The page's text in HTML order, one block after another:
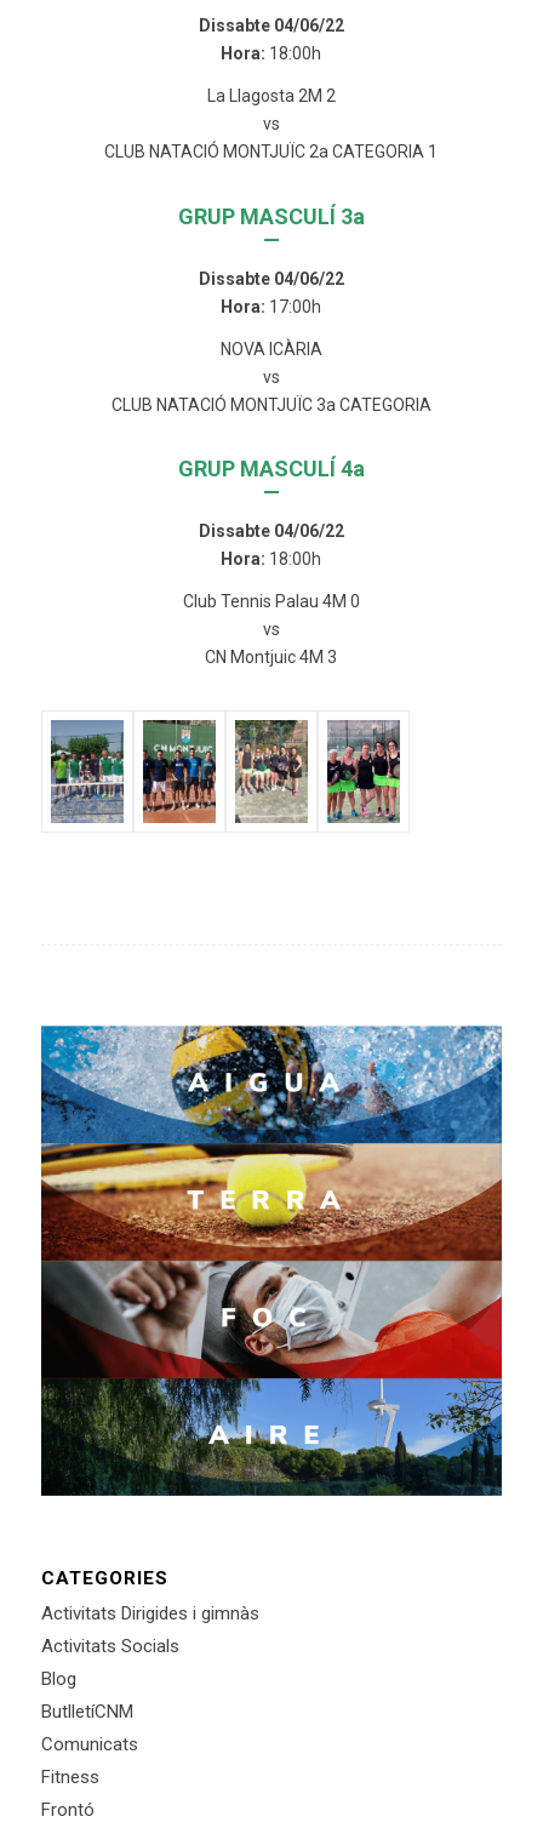
Dissabte 04/06/22
Hora: 18:00h
La Llagosta 2M 2
vs
CLUB NATACIÓ MONTJUÏC 2a CATEGORIA 1
GRUP MASCULÍ 3a
—
Dissabte 04/06/22
Hora: 17:00h
NOVA ICÀRIA
vs
CLUB NATACIÓ MONTJUÏC 3a CATEGORIA
GRUP MASCULÍ 4a
—
Dissabte 04/06/22
Hora: 18:00h
Club Tennis Palau 4M 0
vs
CN Montjuic 4M 3
CATEGORIES
Activitats Dirigides i gimnàs
Activitats Socials
Blog
ButlletíCNM
Comunicats
Fitness
Frontó